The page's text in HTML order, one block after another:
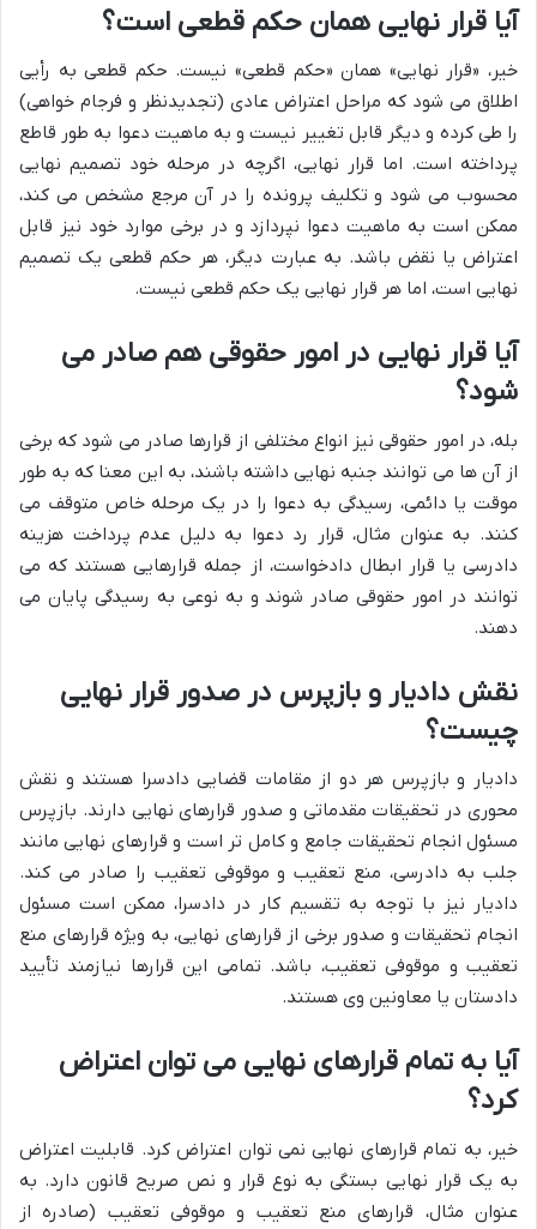
آیا قرار نهایی همان حکم قطعی است؟
خیر، «قرار نهایی» همان «حکم قطعی» نیست. حکم قطعی به رأیی
اطلاق می شود که مراحل اعتراض عادی (تجدیدنظر و فرجام خواهی)
را طی کرده و دیگر قابل تغییر نیست و به ماهیت دعوا به طور قاطع
پرداخته است. اما قرار نهایی، اگرچه در مرحله خود تصمیم نهایی
محسوب می شود و تکلیف پرونده را در آن مرجع مشخص می کند،
ممکن است به ماهیت دعوا نپردازد و در برخی موارد خود نیز قابل
اعتراض یا نقض باشد. به عبارت دیگر، هر حکم قطعی یک تصمیم
نهایی است، اما هر قرار نهایی یک حکم قطعی نیست.
آیا قرار نهایی در امور حقوقی هم صادر می
شود؟
بله، در امور حقوقی نیز انواع مختلفی از قرارها صادر می شود که برخی
از آن ها می توانند جنبه نهایی داشته باشند، به این معنا که به طور
موقت یا دائمی، رسیدگی به دعوا را در یک مرحله خاص متوقف می
کنند. به عنوان مثال، قرار رد دعوا به دلیل عدم پرداخت هزینه
دادرسی یا قرار ابطال دادخواست، از جمله قرارهایی هستند که می
توانند در امور حقوقی صادر شوند و به نوعی به رسیدگی پایان می
دهند.
نقش دادیار و بازپرس در صدور قرار نهایی
چیست؟
دادیار و بازپرس هر دو از مقامات قضایی دادسرا هستند و نقش
محوری در تحقیقات مقدماتی و صدور قرارهای نهایی دارند. بازپرس
مسئول انجام تحقیقات جامع و کامل تر است و قرارهای نهایی مانند
جلب به دادرسی، منع تعقیب و موقوفی تعقیب را صادر می کند.
دادیار نیز با توجه به تقسیم کار در دادسرا، ممکن است مسئول
انجام تحقیقات و صدور برخی از قرارهای نهایی، به ویژه قرارهای منع
تعقیب و موقوفی تعقیب، باشد. تمامی این قرارها نیازمند تأیید
دادستان یا معاونین وی هستند.
آیا به تمام قرارهای نهایی می توان اعتراض
کرد؟
خیر، به تمام قرارهای نهایی نمی توان اعتراض کرد. قابلیت اعتراض
به یک قرار نهایی بستگی به نوع قرار و نص صریح قانون دارد. به
عنوان مثال، قرارهای منع تعقیب و موقوفی تعقیب (صادره از